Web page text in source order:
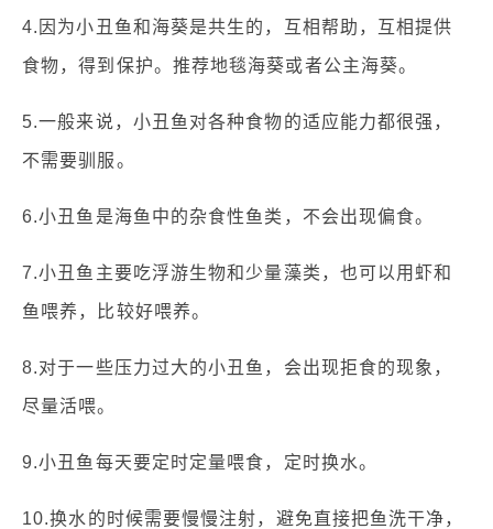
4.因为小丑鱼和海葵是共生的，互相帮助，互相提供
食物，得到保护。推荐地毯海葵或者公主海葵。
5.一般来说，小丑鱼对各种食物的适应能力都很强，
不需要驯服。
6.小丑鱼是海鱼中的杂食性鱼类，不会出现偏食。
7.小丑鱼主要吃浮游生物和少量藻类，也可以用虾和
鱼喂养，比较好喂养。
8.对于一些压力过大的小丑鱼，会出现拒食的现象，
尽量活喂。
9.小丑鱼每天要定时定量喂食，定时换水。
10.换水的时候需要慢慢注射，避免直接把鱼洗干净，